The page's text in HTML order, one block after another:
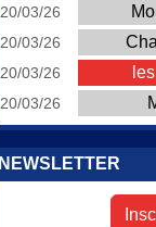
20/03/26
20/03/26
20/03/26
20/03/26
NEWSLETTER